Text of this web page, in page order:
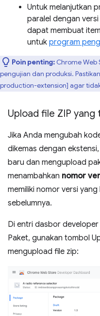
Untuk melanjutkan
paralel dengan
dapat membuat
untuk program
Poin penting: Chrome Web
pengujian dan produksi.
production-extension] agar
Upload file ZIP
Jika Anda mengubah
dikemas dengan
baru dan mengupload
menambahkan nomor
memiliki nomor versi
sebelumnya.
Di entri dasbor
Paket, gunakan tombol
mengupload file zip: